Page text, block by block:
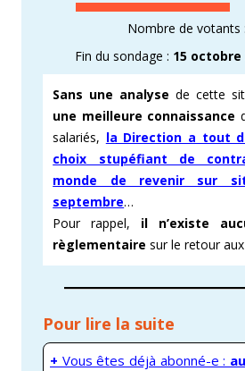
Nombre de votants :
Fin du sondage : 15 octobre
Sans une analyse de cette
une meilleure connaissance
salariés, la Direction a tout
choix stupéfiant de
monde de revenir sur
septembre…
Pour rappel, il n’existe
règlementaire sur le retour
Pour lire la suite
+ Vous êtes déjà abonné-e :